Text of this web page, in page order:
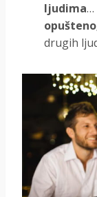
ljudima…
drugih